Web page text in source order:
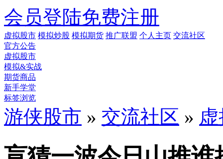
会员登陆免费注册
虚拟股市 模拟炒股 模拟期货 推广联盟 个人主页 交流社区
官方公告
虚拟股市
模拟&实战
期货商品
新手学堂
标签浏览
游侠股市 » 交流社区 »